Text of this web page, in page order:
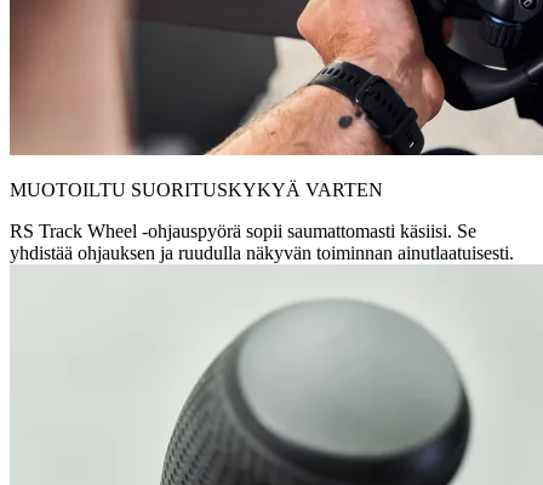
MUOTOILTU SUORITUSKYKYÄ VARTEN
RS Track Wheel -ohjauspyörä sopii saumattomasti käsiisi. Se
yhdistää ohjauksen ja ruudulla näkyvän toiminnan ainutlaatuisesti.